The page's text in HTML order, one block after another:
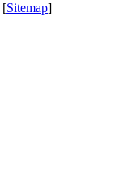
[Sitemap]